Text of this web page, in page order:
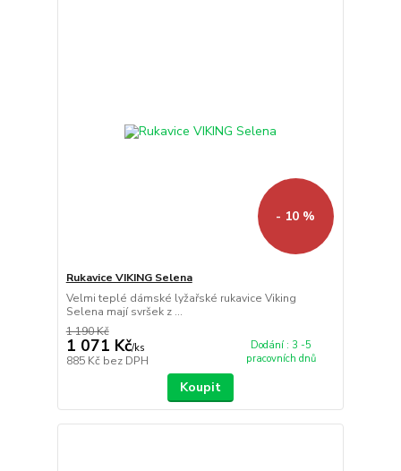
- 10 %
Rukavice VIKING Selena
Velmi teplé dámské lyžařské rukavice Viking
Selena mají svršek z ...
1 190 Kč
1 071 Kč/ks
885 Kč bez DPH
Dodání : 3 -5
pracovních dnů
Koupit